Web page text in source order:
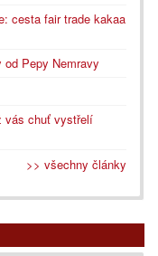
cesta fair trade kakaa
Pepy Nemravy
vás chuť vystřelí
>> všechny články